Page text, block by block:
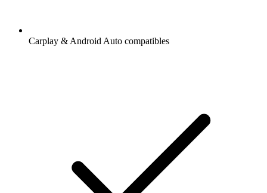
Carplay & Android Auto compatibles